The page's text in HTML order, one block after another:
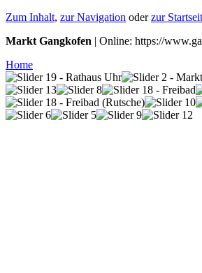
Zum Inhalt, zur Navigation oderzur
Markt Gangkofen | Online: https://
Home